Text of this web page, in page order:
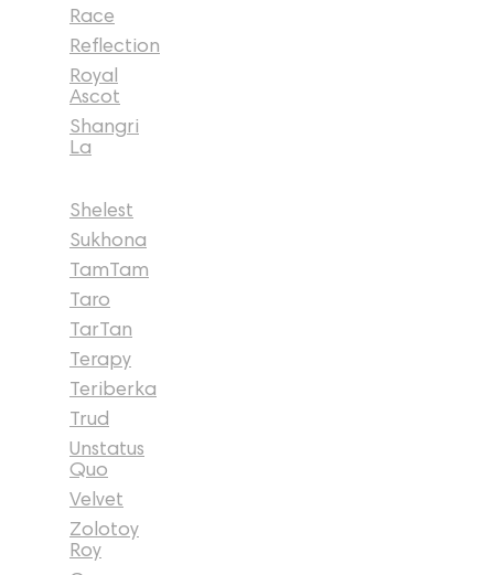
Race
Reflection
Royal
Ascot
Shangri
La
Shelest
Sukhona
TamTam
Taro
TarTan
Terapy
Teriberka
Trud
Unstatus
Quo
Velvet
Zolotoy
Roy